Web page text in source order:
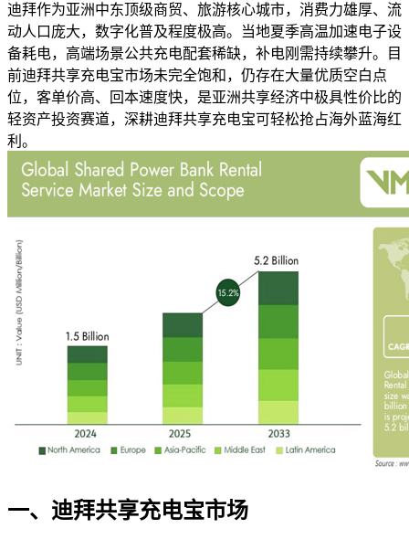
迪拜作为亚洲中东顶级商贸、旅游核心城市，消费力雄厚、流
动人口庞大，数字化普及程度极高。当地夏季高温加速电子设
备耗电，高端场景公共充电配套稀缺，补电刚需持续攀升。目
前迪拜共享充电宝市场未完全饱和，仍存在大量优质空白点
位，客单价高、回本速度快，是亚洲共享经济中极具性价比的
轻资产投资赛道，深耕迪拜共享充电宝可轻松抢占海外蓝海红
利。
一、迪拜共享充电宝市场